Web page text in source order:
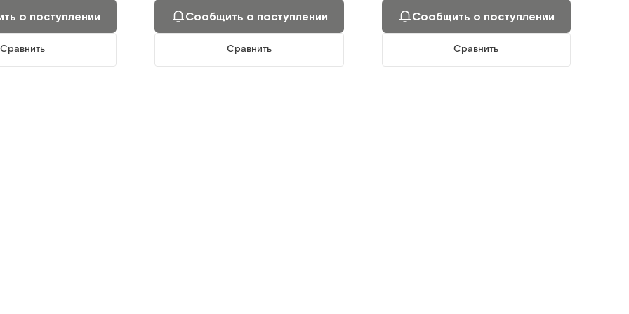
Пена для сухого мытья и ухода за
Средство для мытья волос и тела без
о поступлении
Сравнить
Сообщить о поступлении
Сравнить
Сообщить о поступлении
Сравнить